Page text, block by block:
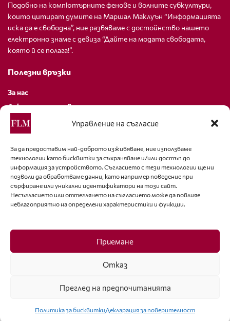
Управление на съгласие
За да предоставим най-доброто изживяване, ние използваме
технологии като бисквитки за съхраняване и/или достъп до
информация за устройството. Съгласието с тези технологии ще ни
позволи да обработваме данни, като например поведение при
сърфиране или уникални идентификатори на този сайт.
Несъгласието или оттеглянето на съгласието може да повлияе
неблагоприятно на определени характеристики и функции.
Приемане
Отказ
Преглед на предпочитанията
Политика за бисквиткиДекларация за поверителност
Подобно на компютърните фенове и волните субкултури,
които цитират думите на Маршал Маклуън “Информацията
иска да е свободна”, ние развяваме с достойнство нашето
електронно знаме с девиза “Дайте на модата свободата,
която й се полага!”.
Полезни връзки
За нас
Декларация за поверителност
Политика за бисквитки
За контакти
editor@fashion-lifestyle.net
+359 88 227 33 47
Последвайте ни
Facebook
ISSN 1314-8915 Copyright © 2007-2025 Ot igla do konetz Ltd. & Fashion.bg